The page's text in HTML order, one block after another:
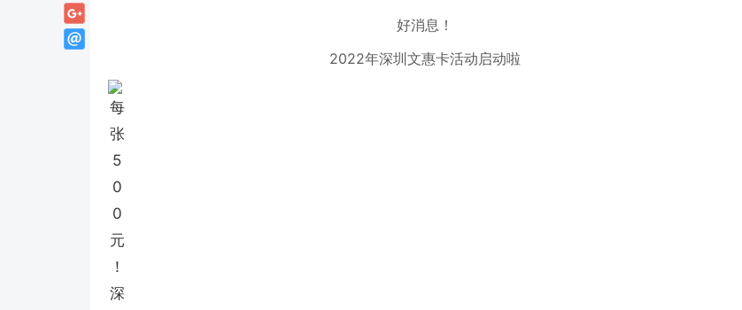
好消息！
2022年深圳文惠卡活动启动啦